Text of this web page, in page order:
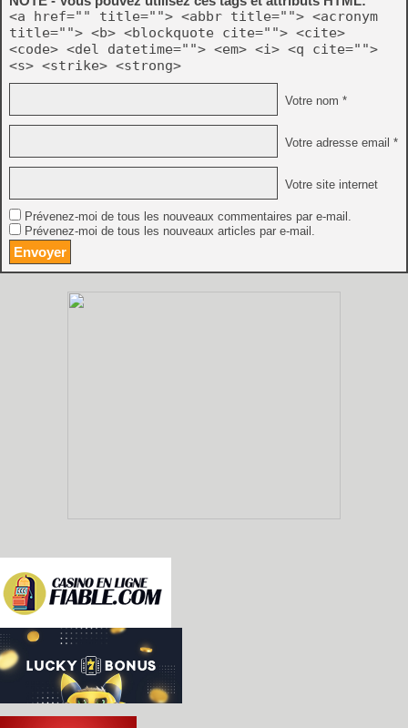
<a href="" title=""> <abbr title=""> <acronym
title=""> <b> <blockquote cite=""> <cite>
<code> <del datetime=""> <em> <i> <q cite="">
<s> <strike> <strong>
Votre nom *
Votre adresse email *
Votre site internet
Prévenez-moi de tous les nouveaux commentaires par e-mail.
Prévenez-moi de tous les nouveaux articles par e-mail.